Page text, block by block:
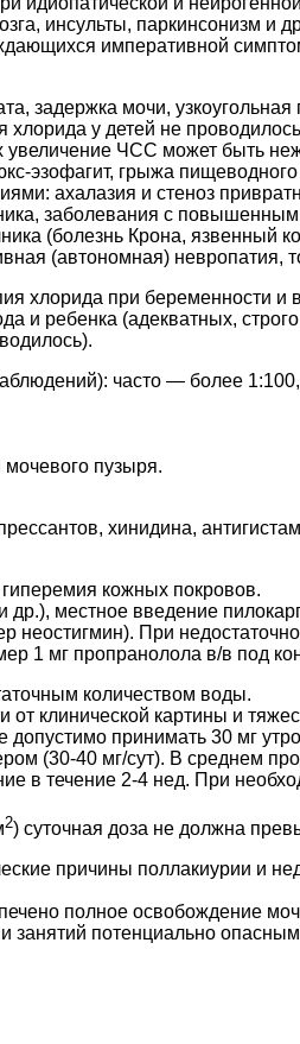
инсульты, паркинсонизм и
императивной
задержка мочи,
хлорида у детей не
ЧСС может быть
эзофагит, грыжа
ахалазия и стеноз
заболевания с
(болезнь Крона, язвенный
(автономная)
хлорида при беременности и
и ребенка (адекватных,
часто — более
пузыря.
хинидина,
кожных покровов.
местное введение
При
1 мг пропранолола в/в под
количеством воды.
клинической картины и
допустимо принимать 30 мг
(30-40 мг/сут). В среднем
в течение 2-4 нед. При
2) суточная доза не должна
причины поллакиурии и
полное освобождение
занятий потенциально